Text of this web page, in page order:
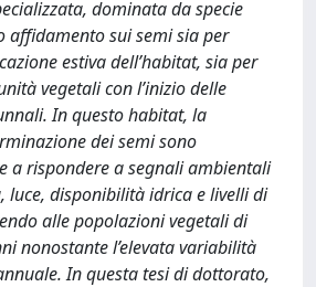
dominata da specie
affidamento sui semi sia per
estiva dell’habitat, sia per
vegetali con l’inizio delle
In questo habitat, la
dei semi sono
a rispondere a segnali ambientali
luce, disponibilità idrica e livelli di
alle popolazioni vegetali di
nonostante l’elevata variabilità
In questa tesi di dottorato,